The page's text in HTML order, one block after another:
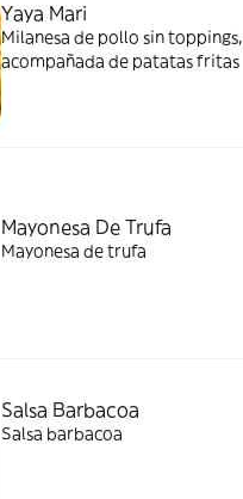
Yaya Mari
Milanesa de pollo sin toppings,
acompañada de patatas fritas
Mayonesa De Trufa
Mayonesa de trufa
Salsa Barbacoa
Salsa barbacoa